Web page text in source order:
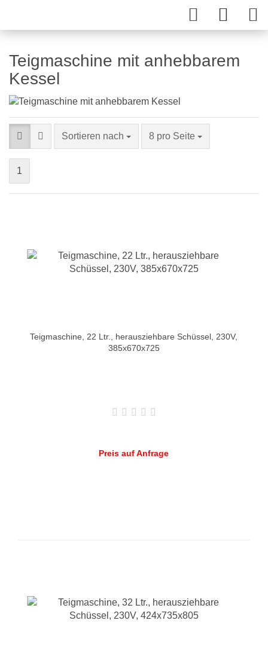
Teigmaschine mit anhebbarem
Kessel
Sortieren nach 8 pro Seite
1
Teigmaschine, 22 Ltr., herausziehbare Schüssel, 230V,
385x670x725
Preis auf Anfrage